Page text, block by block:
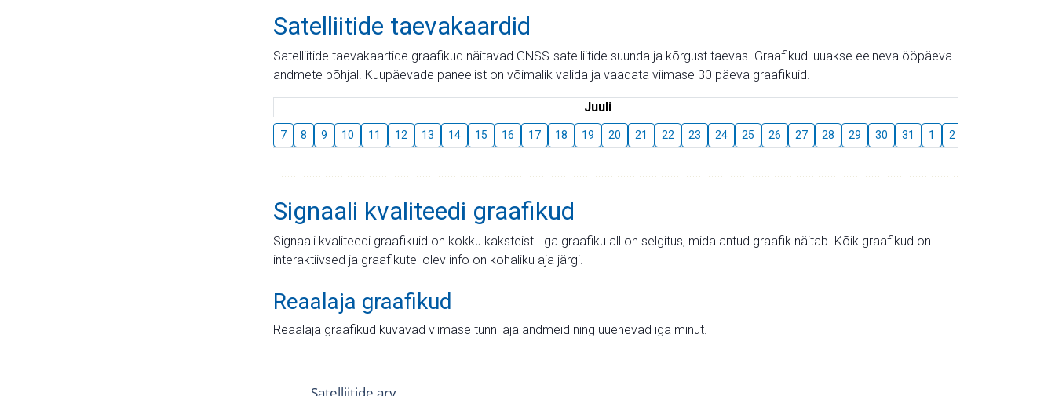
Satelliitide taevakaardid
Satelliitide taevakaartide graafikud näitavad GNSS-satelliitide suunda ja kõrgust taevas. Graafikud luuakse eelneva ööpäeva
andmete põhjal. Kuupäevade paneelist on võimalik valida ja vaadata viimase 30 päeva graafikuid.
Juuli
7 8 9 10 11 12 13 14 15 16 17 18 19 20 21 22 23 24 25 26 27 28 29 30 31 1 2
Signaali kvaliteedi graafikud
Signaali kvaliteedi graafikuid on kokku kaksteist. Iga graafiku all on selgitus, mida antud graafik näitab. Kõik graafikud on
interaktiivsed ja graafikutel olev info on kohaliku aja järgi.
Reaalaja graafikud
Reaalaja graafikud kuvavad viimase tunni aja andmeid ning uuenevad iga minut.